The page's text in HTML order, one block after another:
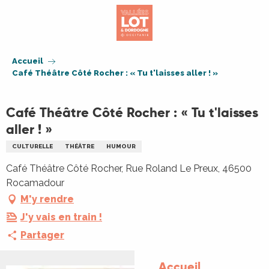
Accueil
Café Théâtre Côté Rocher : « Tu t'laisses aller ! »
Café Théâtre Côté Rocher : « Tu t'laisses
aller ! »
CULTURELLE THÉÂTRE HUMOUR
Café Théâtre Côté Rocher, Rue Roland Le Preux, 46500
Rocamadour
M'y rendre
J'y vais en train !
Partager